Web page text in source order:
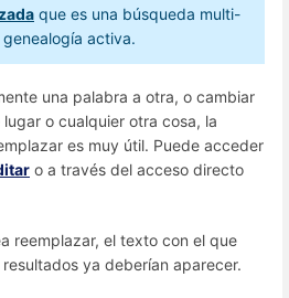
que es una búsqueda multi-
activa.
una palabra a otra, o cambiar
o cualquier otra cosa, la
es muy útil. Puede acceder
o a través del acceso directo
reemplazar, el texto con el que
ya deberían aparecer.